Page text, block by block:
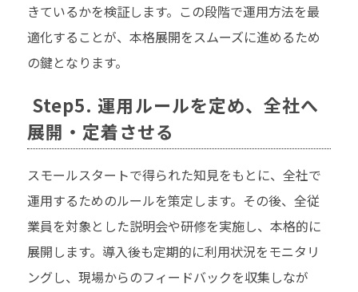
きているかを検証します。この段階で運用方法を最
適化することが、本格展開をスムーズに進めるため
の鍵となります。
Step5. 運用ルールを定め、全社へ
展開・定着させる
スモールスタートで得られた知見をもとに、全社で
運用するためのルールを策定します。その後、全従
業員を対象とした説明会や研修を実施し、本格的に
展開します。導入後も定期的に利用状況をモニタリ
ングし、現場からのフィードバックを収集しなが